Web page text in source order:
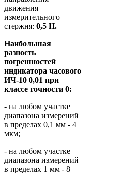
движения
измерительного
стержня: 0,5 Н.
Наибольшая
разность
погрешностей
индикатора часового
ИЧ-10 0,01 при
классе точности 0:
- на любом участке
диапазона измерений
в пределах 0,1 мм - 4
мкм;
- на любом участке
диапазона измерений
в пределах 1 мм - 8